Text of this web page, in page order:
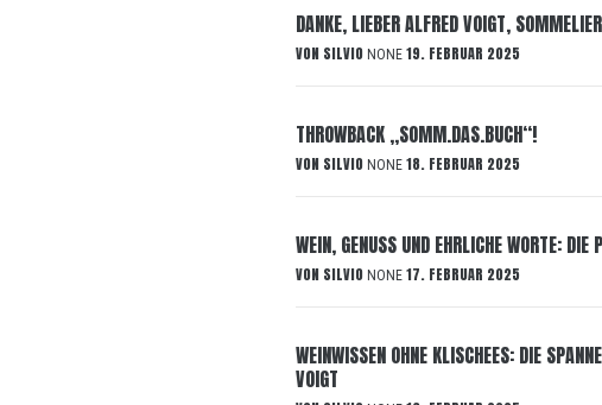
DANKE, LIEBER ALFRED VOIGT,
VON SILVIO NONE 19. FEBRUAR 2025
THROWBACK „SOMM.DAS.BUCH“!
VON SILVIO NONE 18. FEBRUAR 2025
WEIN, GENUSS UND EHRLICHE WORTE:
VON SILVIO NONE 17. FEBRUAR 2025
WEINWISSEN OHNE KLISCHEES: DIE
VOIGT